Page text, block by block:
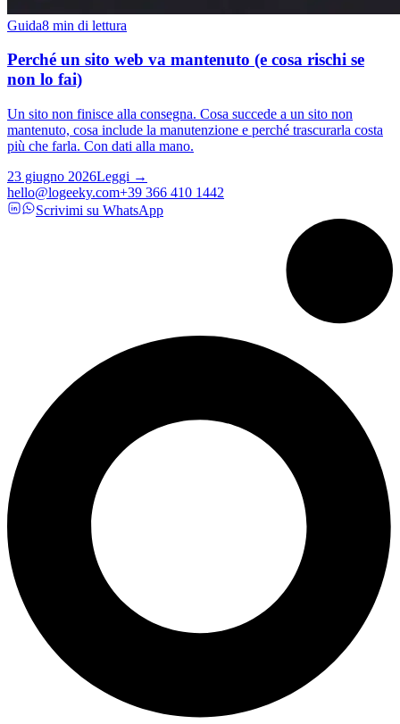
Guida8 min di lettura
Perché un sito web va mantenuto (e cosa rischi se
non lo fai)
Un sito non finisce alla consegna. Cosa succede a un sito non
mantenuto, cosa include la manutenzione e perché trascurarla costa
più che farla. Con dati alla mano.
23 giugno 2026Leggi →
hello@logeeky.com+39 366 410 1442
Scrivimi su WhatsApp